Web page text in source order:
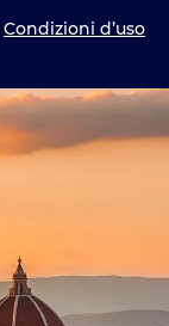
Condizioni d’uso